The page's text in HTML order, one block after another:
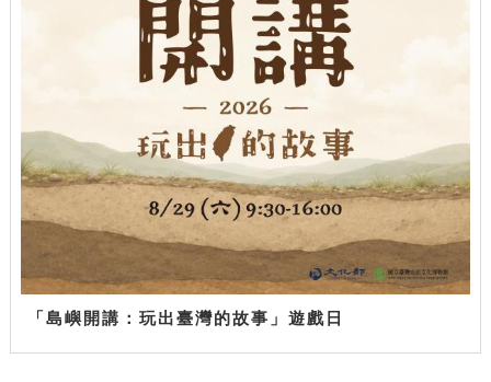
「島嶼開講：玩出臺灣的故事」遊戲日